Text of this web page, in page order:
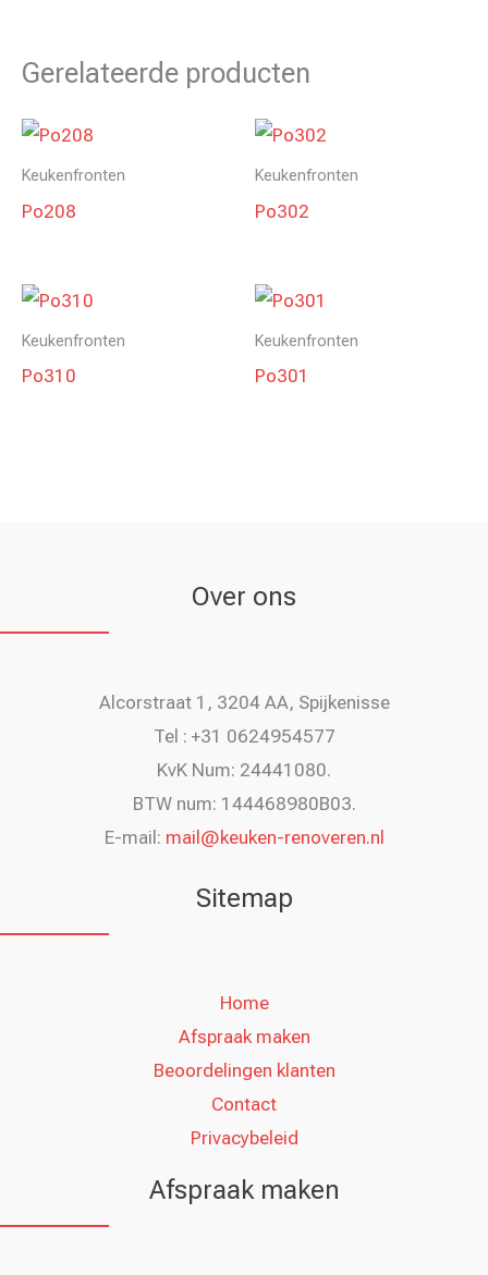
Gerelateerde producten
Keukenfronten
Po208
Keukenfronten
Po302
Keukenfronten
Po310
Keukenfronten
Po301
Over ons
Alcorstraat 1, 3204 AA, Spijkenisse
Tel : +31 0624954577
KvK Num: 24441080.
BTW num: 144468980B03.
E-mail: mail@keuken-renoveren.nl
Sitemap
Home
Afspraak maken
Beoordelingen klanten
Contact
Privacybeleid
Afspraak maken